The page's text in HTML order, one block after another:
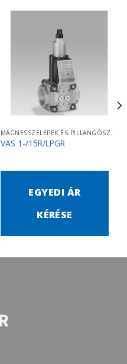
VAS 1-/15R/LPGR
EGYEDI ÁR
KÉRÉSE